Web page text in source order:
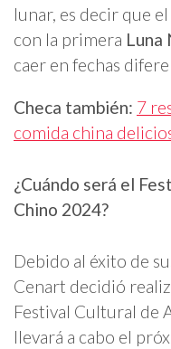
lunar, es decir que el
con la primera Luna
caer en fechas
Checa también: 7
comida china
¿Cuándo será el
Chino 2024?
Debido al éxito de
Cenart decidió
Festival Cultural de
llevará a cabo el